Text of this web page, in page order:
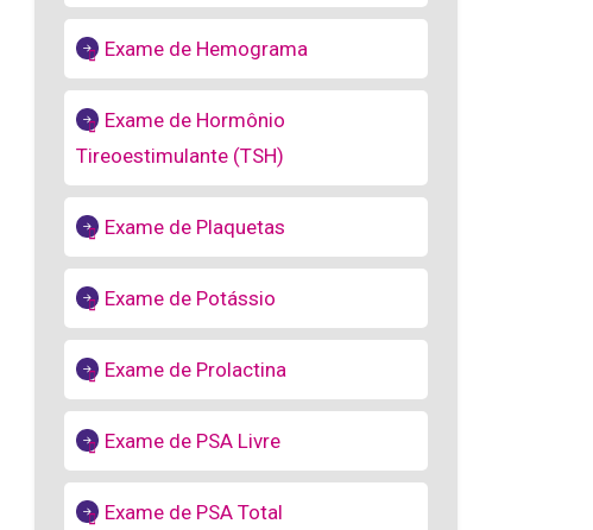
Exame de Hemograma
Exame de Hormônio
Tireoestimulante (TSH)
Exame de Plaquetas
Exame de Potássio
Exame de Prolactina
Exame de PSA Livre
Exame de PSA Total